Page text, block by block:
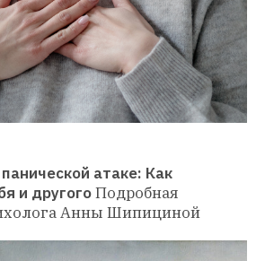
атаке: Как
и другогоПодробная
Анны Шипициной